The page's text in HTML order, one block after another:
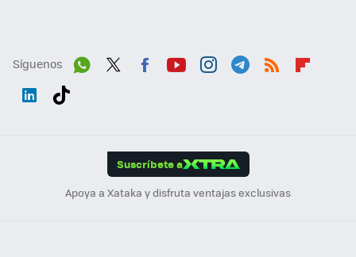
Síguenos
Suscríbete a
Apoya a Xataka y disfruta ventajas exclusivas